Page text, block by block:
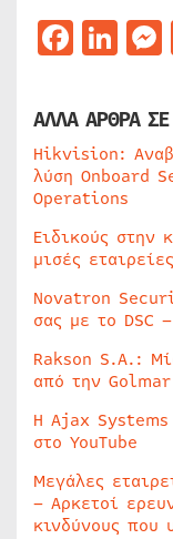
ΑΛΛΑ ΑΡΘΡΑ
Hikvision:
λύση Onboard
Operations
Ειδικούς στην
μισές εταιρείες
Novatron
σας με το DSC –
Rakson S.A.:
από την Golmar
Η Ajax Systems
στο YouTube
Μεγάλες
– Αρκετοί
κινδύνους που